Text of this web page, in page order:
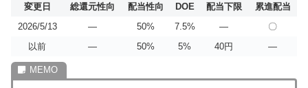
変更日 総還元性向 配当性向 DOE 配当下限
累進配当
2026/5/13
― 50% 7.5% ―
〇
以前
― 50% 5% 40円 ―